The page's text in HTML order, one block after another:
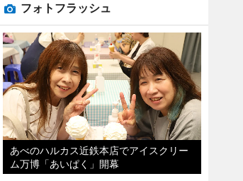
フォトフラッシュ
あべのハルカス近鉄本店でアイスクリー
ム万博「あいぱく」開幕